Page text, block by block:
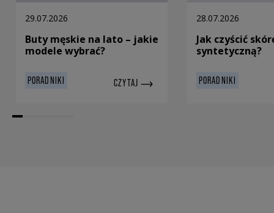
29.07.2026
Buty męskie na lato – jakie
modele wybrać?
PORADNIKI CZYTAJ
28.07.2026
Jak czyścić
syntetyczną?
PORADNIKI